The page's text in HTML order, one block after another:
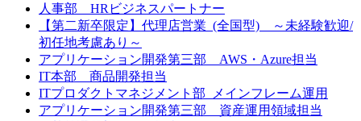
人事部 HRビジネスパートナー
【第二新卒限定】代理店営業_(全国型) ～未経験歓迎/
初任地考慮あり～
アプリケーション開発第三部 AWS・Azure担当
IT本部 商品開発担当
ITプロダクトマネジメント部_メインフレーム運用
アプリケーション開発第三部 資産運用領域担当